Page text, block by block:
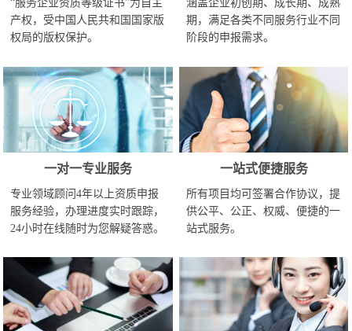
“服务企业资质等级证书”为自主
产权，受中国人民共和国国家版
权局的版权保护。
涵盖企业初创期、成长期、成熟
期，满足各类不同服务行业不同
阶段的申报需求。
一对一专业服务
专业领域顾问4年以上资质申报
服务经验，办理进度实时跟踪，
24小时在线随时为您解疑答惑。
一站式便捷服务
所有项目均可签署合作协议，提
供公平、公正、权威、便捷的一
站式服务。